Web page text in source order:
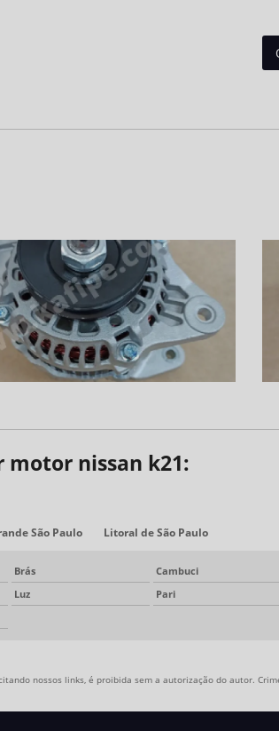
motor nissan k21:
São Paulo Litoral de São Paulo
Brás Cambuci
Luz Pari
nossos links, é proibida sem a autorização do autor.